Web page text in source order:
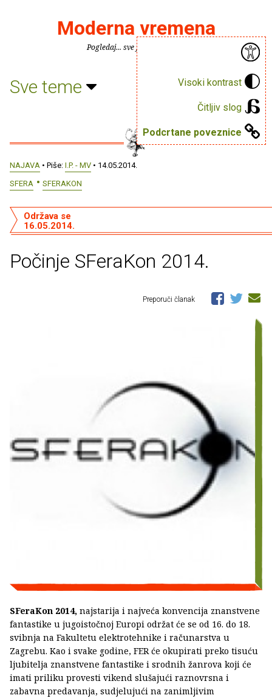
Visoki kontrast
Čitljiv slog
Podcrtane poveznice
Moderna vremena
Pogledaj... sve je puno knjiga.
Sve teme
NAJAVA • Piše: I.P. - MV • 14.05.2014.
SFERA
SFERAKON
Počinje SFeraKon 2014.
Održava se
16.05.2014.
Preporuči članak
SFeraKon 2014, najstarija i najveća konvencija znanstvene
fantastike u jugoistočnoj Europi održat će se od 16. do 18.
svibnja na Fakultetu elektrotehnike i računarstva u
Zagrebu. Kao i svake godine, FER će okupirati preko tisuću
ljubitelja znanstvene fantastike i srodnih žanrova koji će
imati priliku provesti vikend slušajući raznovrsna i
zabavna predavanja, sudjelujući na zanimljivim